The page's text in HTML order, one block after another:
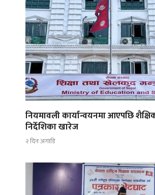
नियमावली कार्यान्वयनमा आएपछि
निर्देशिका खारेज
२ दिन अगाडि